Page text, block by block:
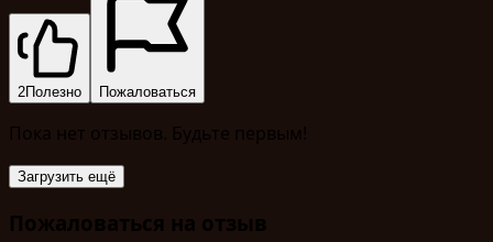
2Полезно Пожаловаться
Пока нет отзывов. Будьте первым!
Загрузить ещё
Пожаловаться на отзыв